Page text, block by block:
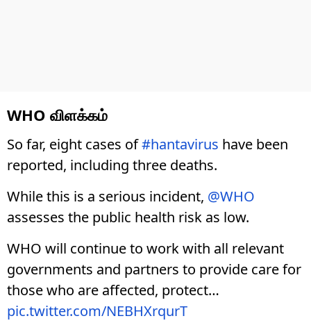
WHO விளக்கம்
So far, eight cases of#hantavirus have been
reported, including three deaths.
While this is a serious incident, @WHO
assesses the public health risk as low.
WHO will continue to work with all relevant
governments and partners to provide care for
those who are affected, protect…
pic.twitter.com/NEBHXrqurT